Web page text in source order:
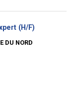
(H/F)
DU NORD